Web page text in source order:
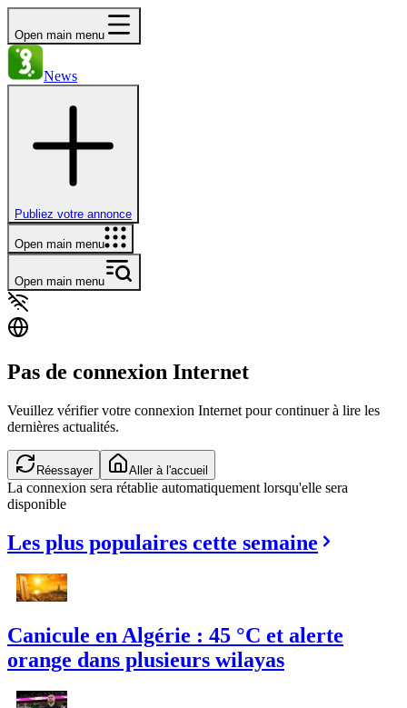
Open main menu
News
Publiez votre annonce
Open main menu
Open main menu
Pas de connexion Internet
Veuillez vérifier votre connexion Internet pour continuer à lire les
dernières actualités.
Réessayer Aller à l'accueil
La connexion sera rétablie automatiquement lorsqu'elle sera
disponible
Les plus populaires cette semaine
Canicule en Algérie : 45 °C et alerte
orange dans plusieurs wilayas